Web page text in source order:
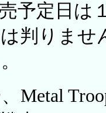
予定日は
判りま
Metal